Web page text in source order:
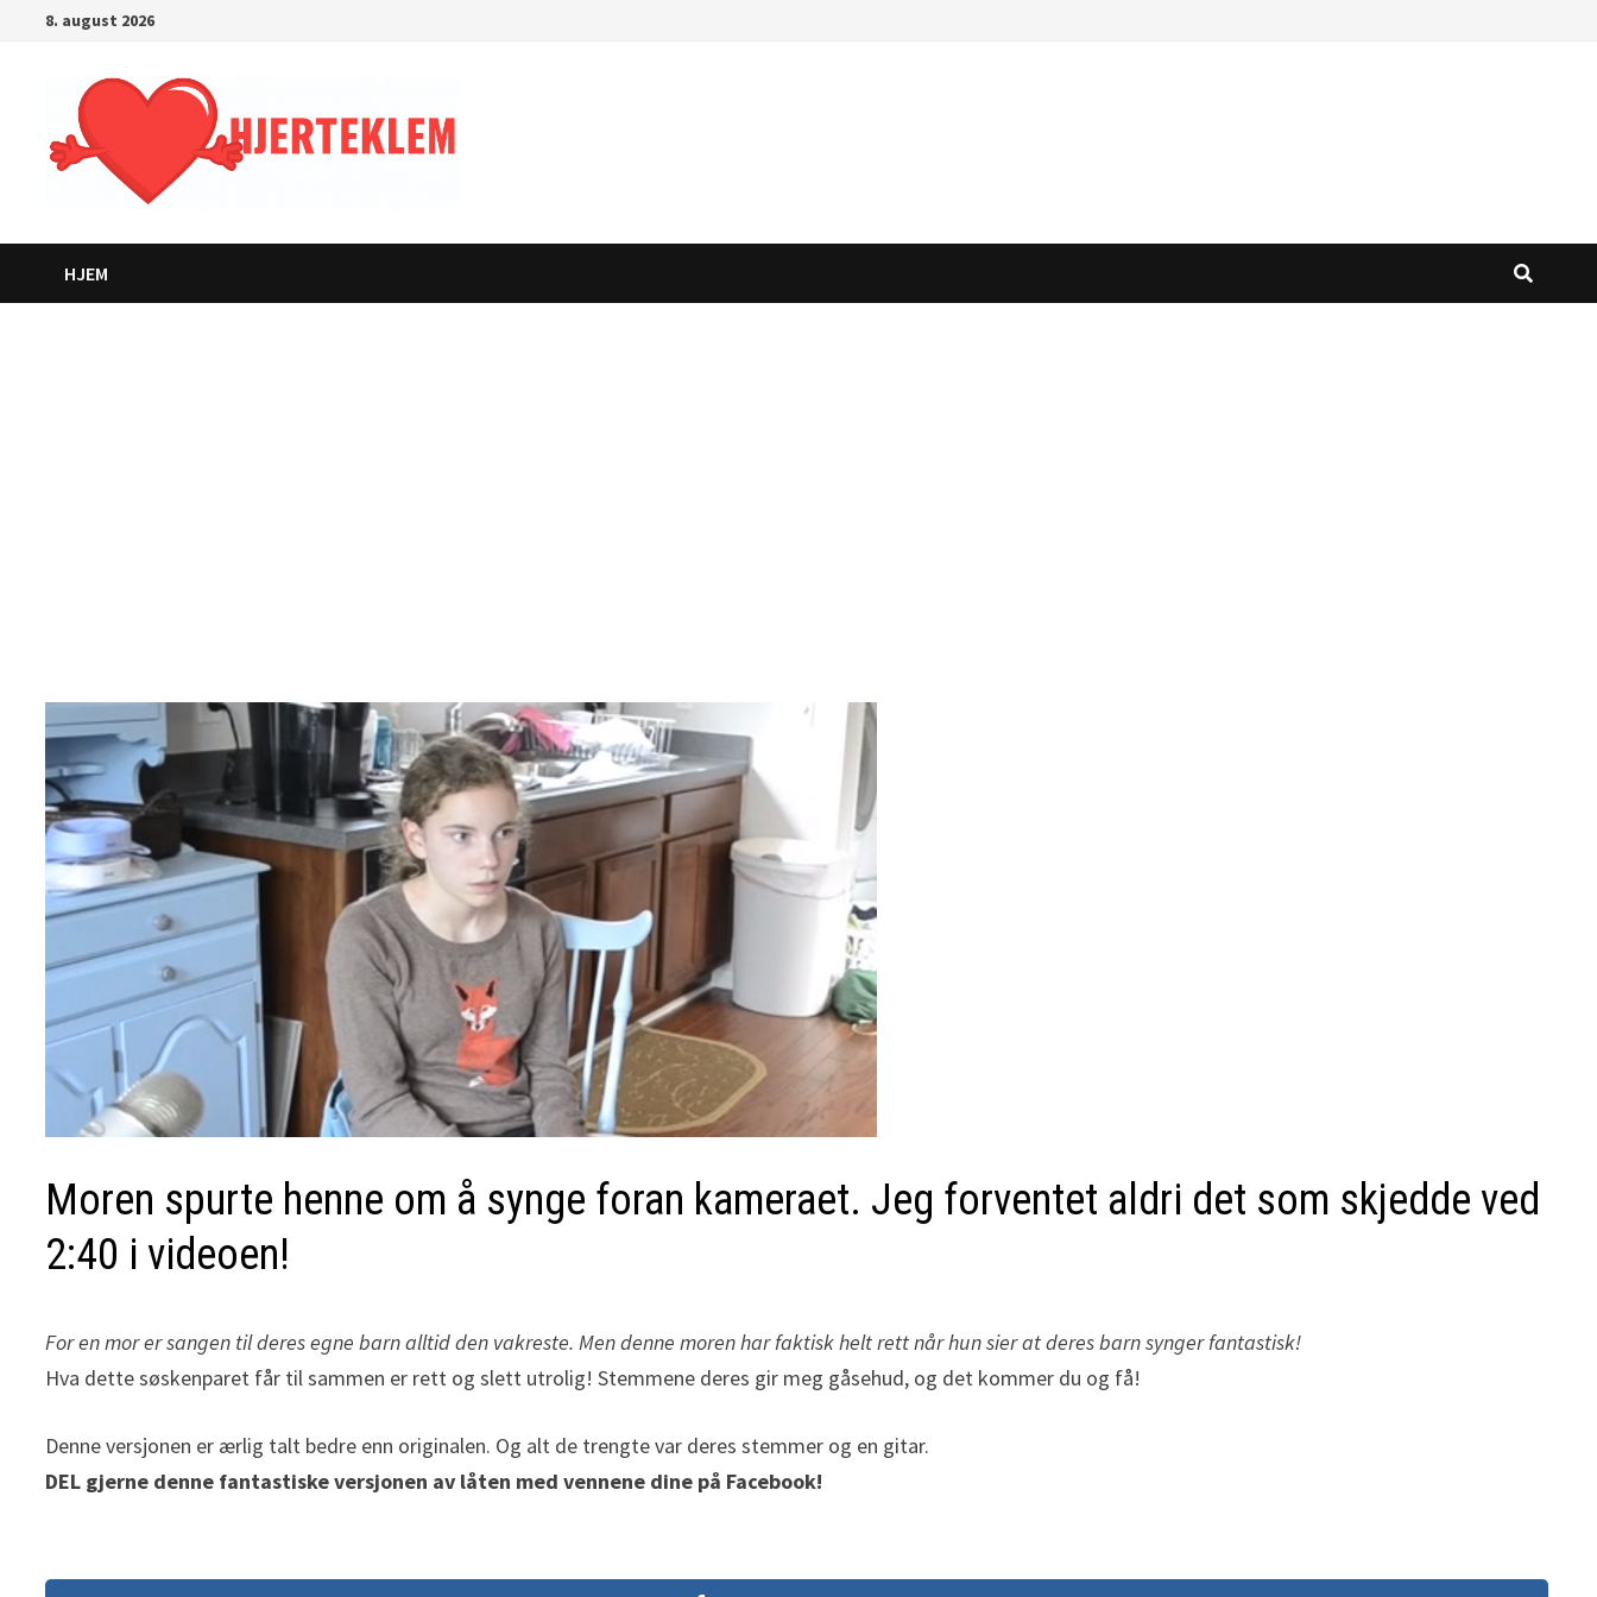
8. august 2026
HJEM
Moren spurte henne om å synge foran kameraet. Jeg forventet aldri det som skjedde ved
2:40 i videoen!
For en mor er sangen til deres egne barn alltid den vakreste. Men denne moren har faktisk helt rett når hun sier at deres barn synger fantastisk!
Hva dette søskenparet får til sammen er rett og slett utrolig! Stemmene deres gir meg gåsehud, og det kommer du og få!
Denne versjonen er ærlig talt bedre enn originalen. Og alt de trengte var deres stemmer og en gitar.
DEL gjerne denne fantastiske versjonen av låten med vennene dine på Facebook!